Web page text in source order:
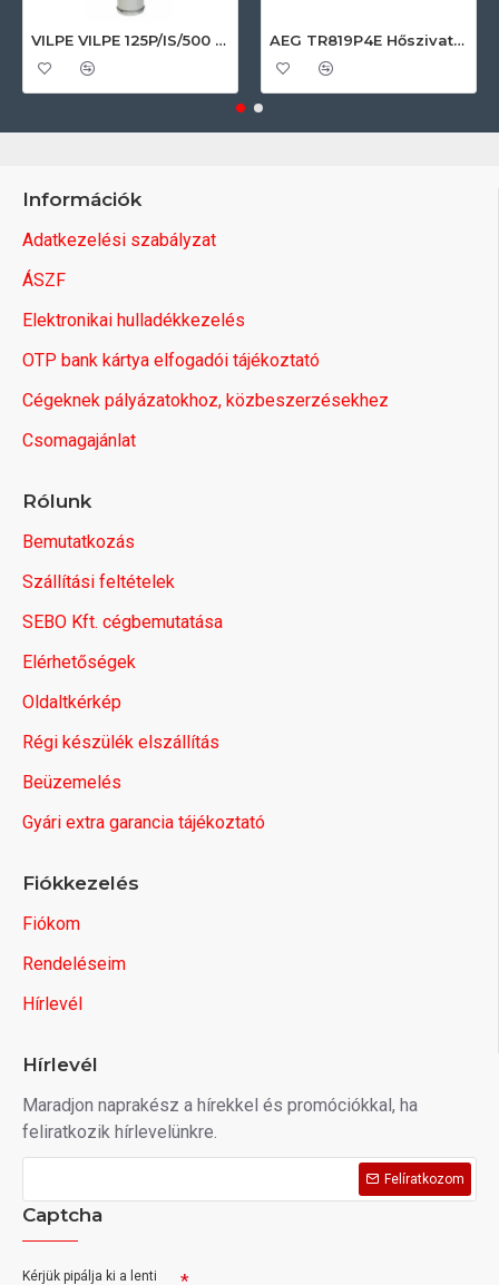
VILPE VILPE 125P/IS/500 FLOW tetőszellőző, fekete Szellőztető ventilátor tartozékok AEG TR819P4E Hőszivattyús szárítógép
Információk
Adatkezelési szabályzat
ÁSZF
Elektronikai hulladékkezelés
OTP bank kártya elfogadói tájékoztató
Cégeknek pályázatokhoz, közbeszerzésekhez
Csomagajánlat
Rólunk
Bemutatkozás
Szállítási feltételek
SEBO Kft. cégbemutatása
Elérhetőségek
Oldaltkérkép
Régi készülék elszállítás
Beüzemelés
Gyári extra garancia tájékoztató
Fiókkezelés
Fiókom
Rendeléseim
Hírlevél
Hírlevél
Maradjon naprakész a hírekkel és promóciókkal, ha
feliratkozik hírlevelünkre.
Felíratkozom
Captcha
Kérjük pipálja ki a lenti